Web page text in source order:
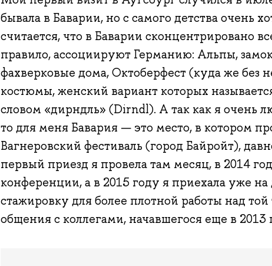
бывала в Баварии, но с самого детства очень
считается, что в Баварии сконцентрировано
правило, ассоциируют Германию: Альпы,
фахверковые дома, Октоберфест (куда же без
костюмы, женский вариант которых
словом «дирндль» (Dirndl). А так как я очень
то для меня Бавария — это место, в котором
Вагнеровский фестиваль (город Байройт),
первый приезд я провела там месяц, в 2014
конференции, а в 2015 году я приехала уже
стажировку для более плотной работы над той
общения с коллегами, начавшегося еще в 2013